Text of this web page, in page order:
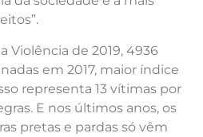
Violência de 2019, 4936
em 2017, maior índice
representa 13 vítimas por
E nos últimos anos, os
pretas e pardas só vêm